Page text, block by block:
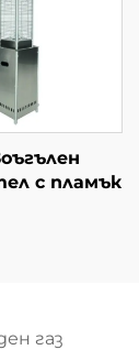
с пламък
газ